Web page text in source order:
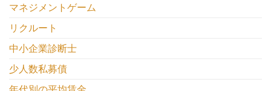
マネジメントゲーム
リクルート
中小企業診断士
少人数私募債